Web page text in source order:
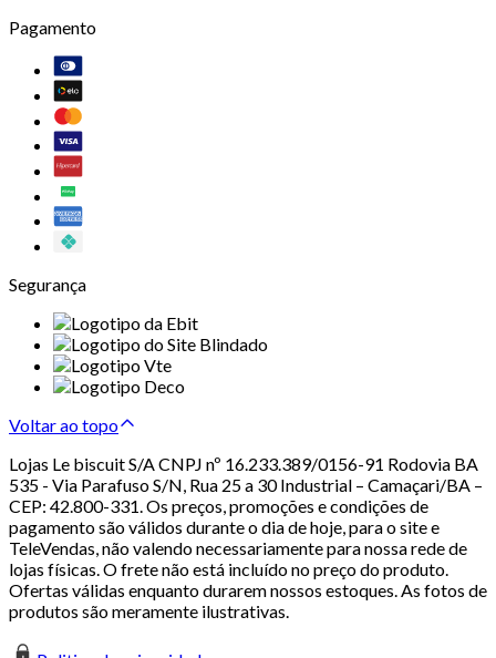
Pagamento
Segurança
Voltar ao topo
Lojas Le biscuit S/A CNPJ nº 16.233.389/0156-91 Rodovia BA
535 - Via Parafuso S/N, Rua 25 a 30 Industrial – Camaçari/BA –
CEP: 42.800-331. Os preços, promoções e condições de
pagamento são válidos durante o dia de hoje, para o site e
TeleVendas, não valendo necessariamente para nossa rede de
lojas físicas. O frete não está incluído no preço do produto.
Ofertas válidas enquanto durarem nossos estoques. As fotos de
produtos são meramente ilustrativas.